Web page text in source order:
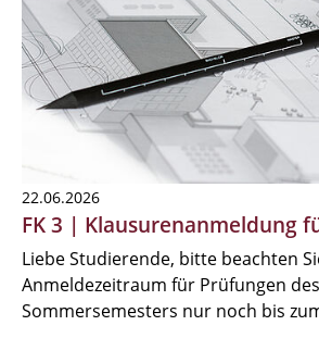
22.06.2026
FK 3 | Klausurenanmeldung
Liebe Studierende, bitte beachten
Anmeldezeitraum für Prüfungen des
Sommersemesters nur noch bis